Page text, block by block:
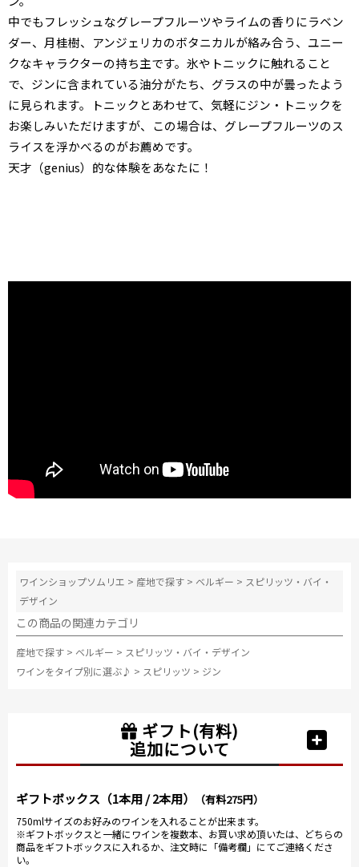
中でもフレッシュなグレープフルーツやライムの香りにラベン
ダー、月桂樹、アンジェリカのボタニカルが絡み合う、ユニー
クなキャラクターの持ち主です。氷やトニックに触れること
で、ジンに含まれている油分がたち、グラスの中が曇ったよう
に見られます。トニックとあわせて、気軽にジン・トニックを
お楽しみいただけますが、この場合は、グレープフルーツのス
ライスを浮かべるのがお薦めです。
天才（genius）的な体験をあなたに！
ワインショップソムリエ > 産地で探す > ベルギー > スピリッツ・バイ・
デザイン
この商品の関連カテゴリ
産地で探す > ベルギー > スピリッツ・バイ・デザイン
ワインをタイプ別に選ぶ♪ > スピリッツ > ジン
ギフト(有料)
追加について
ギフトボックス（1本用 / 2本用） （有料275円）
750mlサイズのお好みのワインを入れることが出来ます。
※ギフトボックスと一緒にワインを複数本、お買い求め頂いたは、どちらの
商品をギフトボックスに入れるか、注文時に「備考欄」にてご連絡くださ
い。